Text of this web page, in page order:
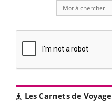
Les Carnets de Voyage